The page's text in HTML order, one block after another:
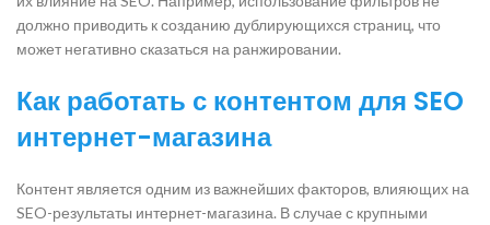
должно приводить к созданию дублирующихся страниц, что
может негативно сказаться на ранжировании.
Как работать с контентом для SEO
интернет-магазина
Контент является одним из важнейших факторов, влияющих на
SEO-результаты интернет-магазина. В случае с крупными